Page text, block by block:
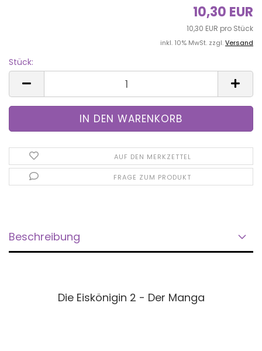
10,30 EUR
10,30 EUR pro Stück
inkl. 10% MwSt. zzgl.Versand
Stück:
Stück
AUF DEN MERKZETTEL
FRAGE ZUM PRODUKT
Beschreibung
Die Eiskönigin 2 - Der Manga